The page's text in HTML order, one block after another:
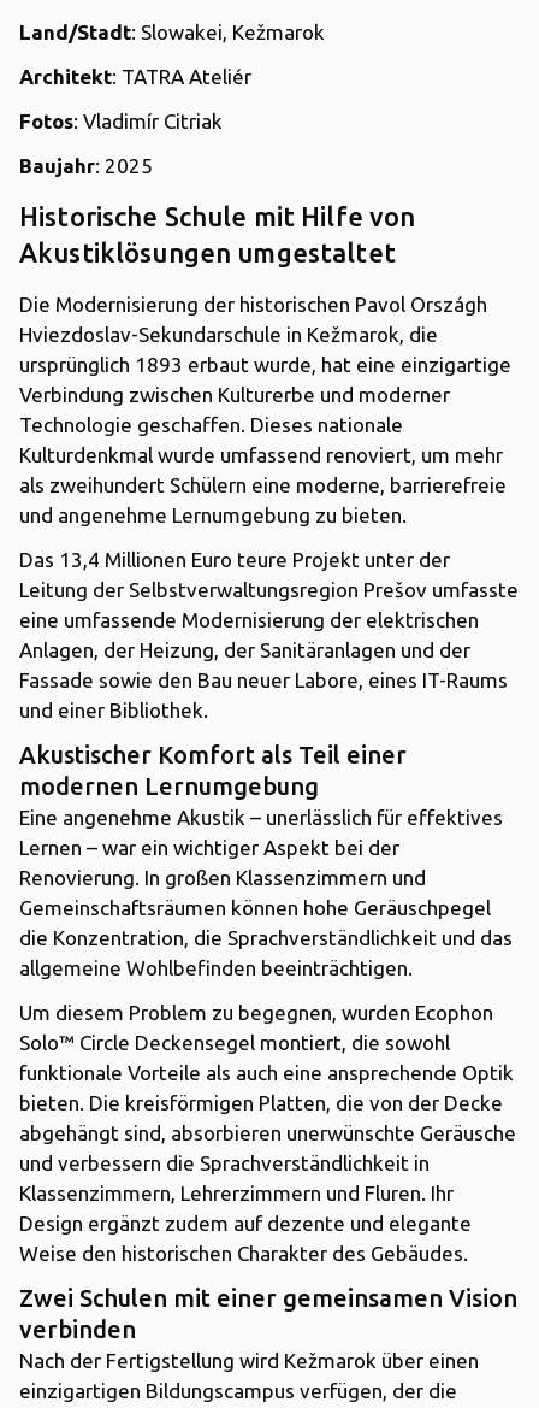
Land/Stadt: Slowakei, Kežmarok
Architekt: TATRA Ateliér
Fotos: Vladimír Citriak
Baujahr: 2025
Historische Schule mit Hilfe von
Akustiklösungen umgestaltet
Die Modernisierung der historischen Pavol Országh
Hviezdoslav-Sekundarschule in Kežmarok, die
ursprünglich 1893 erbaut wurde, hat eine einzigartige
Verbindung zwischen Kulturerbe und moderner
Technologie geschaffen. Dieses nationale
Kulturdenkmal wurde umfassend renoviert, um mehr
als zweihundert Schülern eine moderne, barrierefreie
und angenehme Lernumgebung zu bieten.
Das 13,4 Millionen Euro teure Projekt unter der
Leitung der Selbstverwaltungsregion Prešov umfasste
eine umfassende Modernisierung der elektrischen
Anlagen, der Heizung, der Sanitäranlagen und der
Fassade sowie den Bau neuer Labore, eines IT-Raums
und einer Bibliothek.
Akustischer Komfort als Teil einer
modernen Lernumgebung
Eine angenehme Akustik – unerlässlich für effektives
Lernen – war ein wichtiger Aspekt bei der
Renovierung. In großen Klassenzimmern und
Gemeinschaftsräumen können hohe Geräuschpegel
die Konzentration, die Sprachverständlichkeit und das
allgemeine Wohlbefinden beeinträchtigen.
Um diesem Problem zu begegnen, wurden Ecophon
Solo™ Circle Deckensegel montiert, die sowohl
funktionale Vorteile als auch eine ansprechende Optik
bieten. Die kreisförmigen Platten, die von der Decke
abgehängt sind, absorbieren unerwünschte Geräusche
und verbessern die Sprachverständlichkeit in
Klassenzimmern, Lehrerzimmern und Fluren. Ihr
Design ergänzt zudem auf dezente und elegante
Weise den historischen Charakter des Gebäudes.
Zwei Schulen mit einer gemeinsamen Vision
verbinden
Nach der Fertigstellung wird Kežmarok über einen
einzigartigen Bildungscampus verfügen, der die